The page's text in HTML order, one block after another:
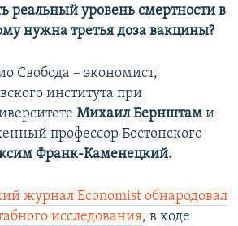
реальный уровень смертности в
нужна третья доза вакцины?
Свобода – экономист,
института при
Михаил Бернштам и
профессор Бостонского
Франк-Каменецкий.
журнал Economist обнародовал
исследования, в ходе